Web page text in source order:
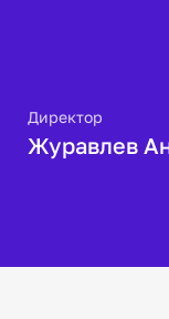
Директор
Журавлев